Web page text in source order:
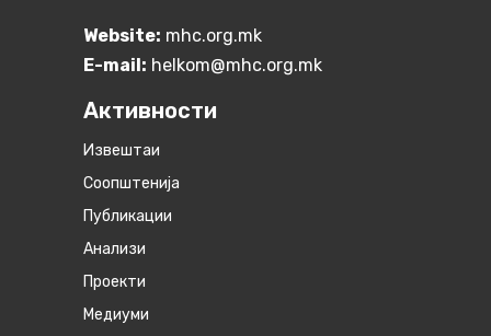
Website: mhc.org.mk
E-mail: helkom@mhc.org.mk
Активности
Извештаи
Соопштенија
Публикации
Анализи
Проекти
Медиуми